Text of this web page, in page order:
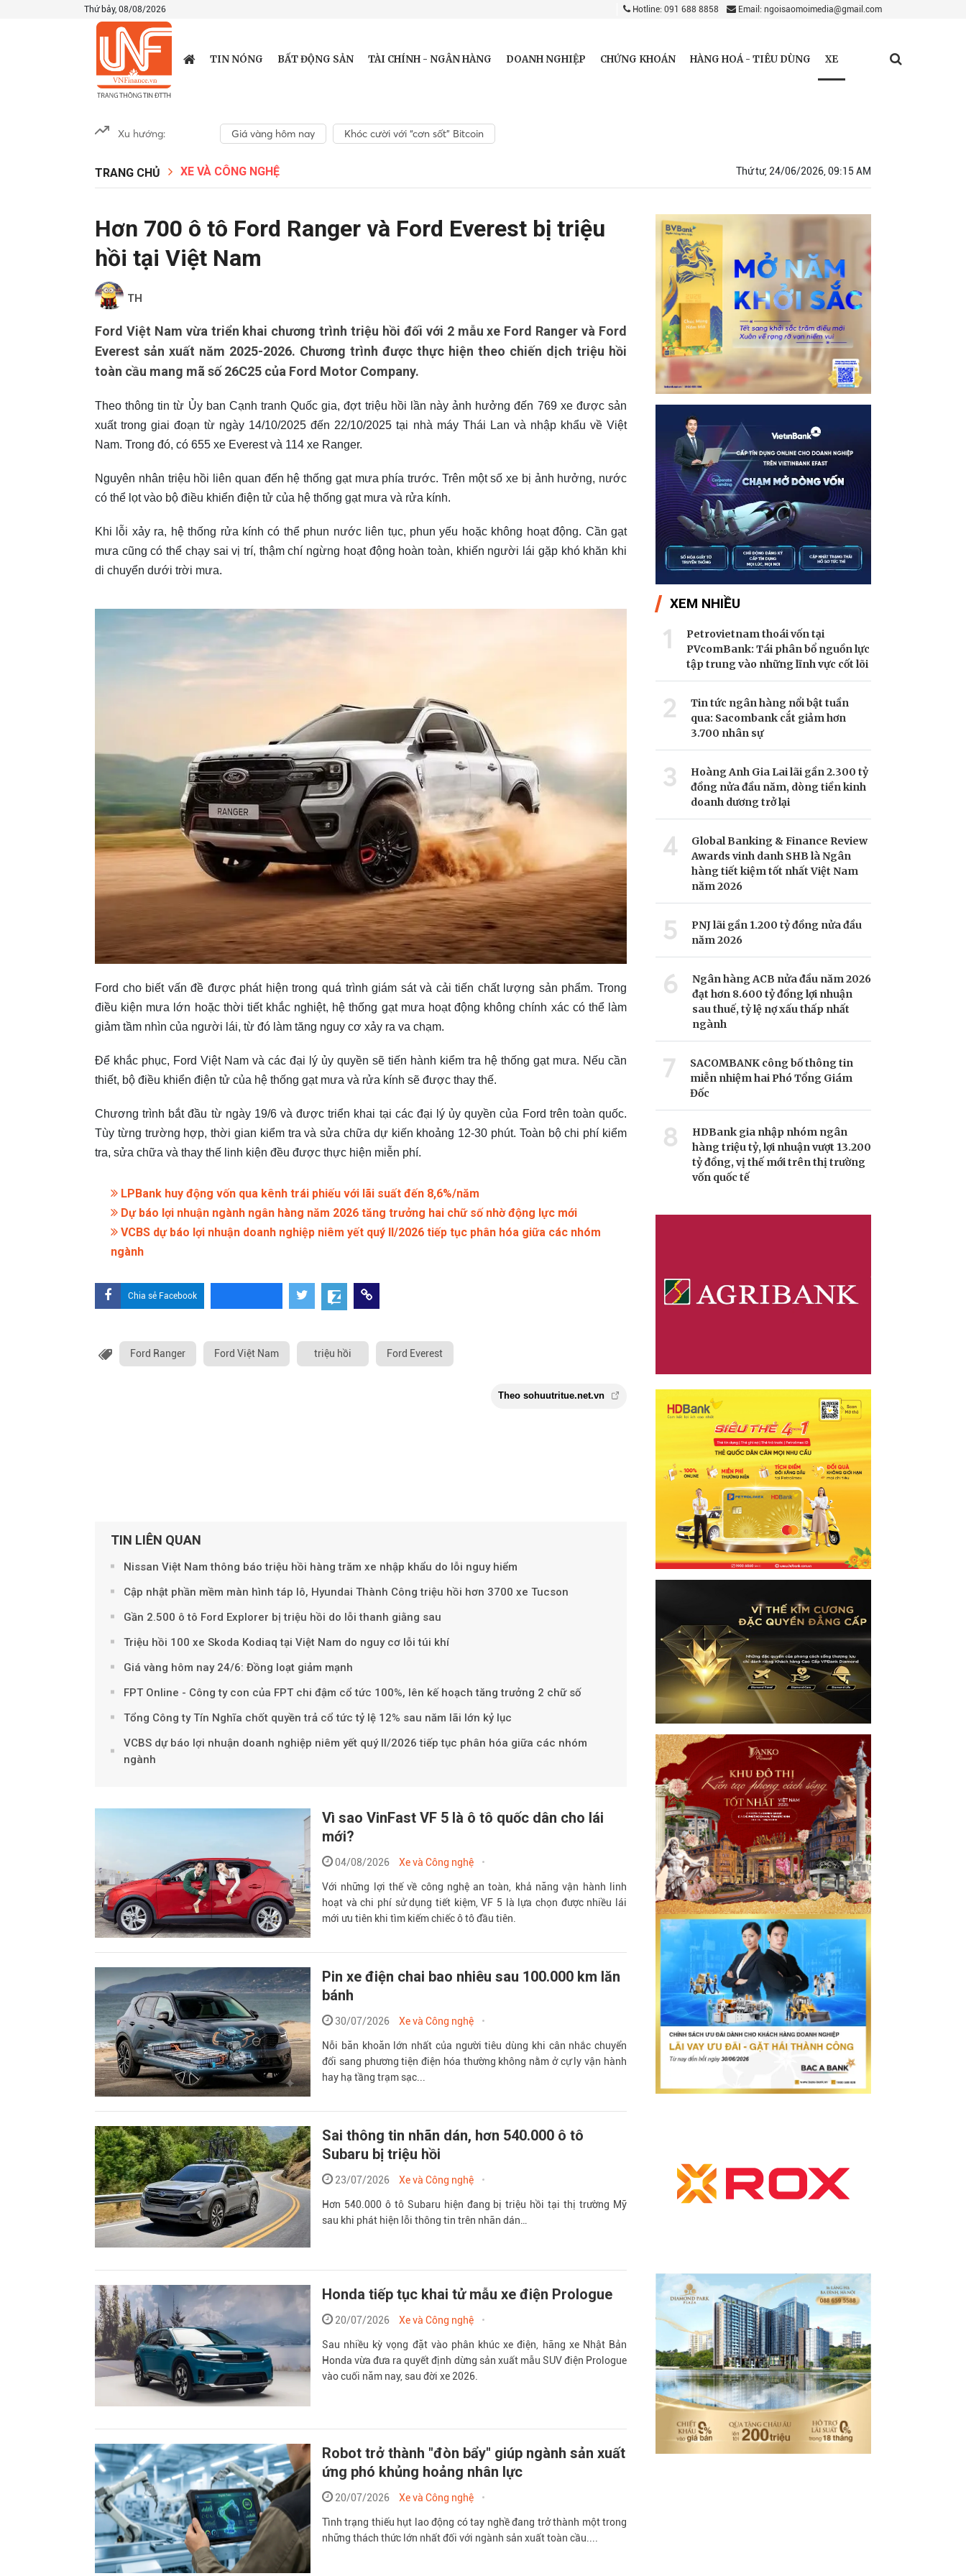
Thứ bảy, 08/08/2026 Hotline: 091 688 8858 Email: ngoisaomoimedia@gmail.com
TIN NÓNG BẤT ĐỘNG SẢN TÀI CHÍNH - NGÂN HÀNG DOANH NGHIỆP CHỨNG KHOÁN HÀNG HOÁ - TIÊU DÙNG XE
Xu hướng: Giá vàng hôm nay Khóc cười với “cơn sốt” Bitcoin
TRANG CHỦ XE VÀ CÔNG NGHỆ Thứ tư, 24/06/2026, 09:15 AM
Hơn 700 ô tô Ford Ranger và Ford Everest bị triệu
hồi tại Việt Nam
TH
Ford Việt Nam vừa triển khai chương trình triệu hồi đối với 2 mẫu xe Ford Ranger và Ford
Everest sản xuất năm 2025-2026. Chương trình được thực hiện theo chiến dịch triệu hồi
toàn cầu mang mã số 26C25 của Ford Motor Company.
Theo thông tin từ Ủy ban Cạnh tranh Quốc gia, đợt triệu hồi lần này ảnh hưởng đến 769 xe được sản
xuất trong giai đoạn từ ngày 14/10/2025 đến 22/10/2025 tại nhà máy Thái Lan và nhập khẩu về Việt
Nam. Trong đó, có 655 xe Everest và 114 xe Ranger.
Nguyên nhân triệu hồi liên quan đến hệ thống gạt mưa phía trước. Trên một số xe bị ảnh hưởng, nước
có thể lọt vào bộ điều khiển điện tử của hệ thống gạt mưa và rửa kính.
Khi lỗi xảy ra, hệ thống rửa kính có thể phun nước liên tục, phun yếu hoặc không hoạt động. Cần gạt
mưa cũng có thể chạy sai vị trí, thậm chí ngừng hoạt động hoàn toàn, khiến người lái gặp khó khăn khi
di chuyển dưới trời mưa.
Ford cho biết vấn đề được phát hiện trong quá trình giám sát và cải tiến chất lượng sản phẩm. Trong
điều kiện mưa lớn hoặc thời tiết khắc nghiệt, hệ thống gạt mưa hoạt động không chính xác có thể làm
giảm tầm nhìn của người lái, từ đó làm tăng nguy cơ xảy ra va chạm.
Để khắc phục, Ford Việt Nam và các đại lý ủy quyền sẽ tiến hành kiểm tra hệ thống gạt mưa. Nếu cần
thiết, bộ điều khiển điện tử của hệ thống gạt mưa và rửa kính sẽ được thay thế.
Chương trình bắt đầu từ ngày 19/6 và được triển khai tại các đại lý ủy quyền của Ford trên toàn quốc.
Tùy từng trường hợp, thời gian kiểm tra và sửa chữa dự kiến khoảng 12-30 phút. Toàn bộ chi phí kiểm
tra, sửa chữa và thay thế linh kiện đều được thực hiện miễn phí.
LPBank huy động vốn qua kênh trái phiếu với lãi suất đến 8,6%/năm
Dự báo lợi nhuận ngành ngân hàng năm 2026 tăng trưởng hai chữ số nhờ động lực mới
VCBS dự báo lợi nhuận doanh nghiệp niêm yết quý II/2026 tiếp tục phân hóa giữa các nhóm
ngành
Chia sẻ Facebook
Ford Ranger Ford Việt Nam triệu hồi Ford Everest
TIN LIÊN QUAN
Nissan Việt Nam thông báo triệu hồi hàng trăm xe nhập khẩu do lỗi nguy hiểm
Cập nhật phần mềm màn hình táp lô, Hyundai Thành Công triệu hồi hơn 3700 xe Tucson
Gần 2.500 ô tô Ford Explorer bị triệu hồi do lỗi thanh giằng sau
Triệu hồi 100 xe Skoda Kodiaq tại Việt Nam do nguy cơ lỗi túi khí
Giá vàng hôm nay 24/6: Đồng loạt giảm mạnh
FPT Online - Công ty con của FPT chi đậm cổ tức 100%, lên kế hoạch tăng trưởng 2 chữ số
Tổng Công ty Tín Nghĩa chốt quyền trả cổ tức tỷ lệ 12% sau năm lãi lớn kỷ lục
VCBS dự báo lợi nhuận doanh nghiệp niêm yết quý II/2026 tiếp tục phân hóa giữa các nhóm
ngành
Vì sao VinFast VF 5 là ô tô quốc dân cho lái
mới?
04/08/2026 Xe và Công nghệ
Với những lợi thế về công nghệ an toàn, khả năng vận hành linh
hoạt và chi phí sử dụng tiết kiệm, VF 5 là lựa chọn được nhiều lái
mới ưu tiên khi tìm kiếm chiếc ô tô đầu tiên.
Pin xe điện chai bao nhiêu sau 100.000 km lăn
bánh
30/07/2026 Xe và Công nghệ
Nỗi băn khoăn lớn nhất của người tiêu dùng khi cân nhắc chuyển
đổi sang phương tiện điện hóa thường không nằm ở cự ly vận hành
hay hạ tầng trạm sạc...
Sai thông tin nhãn dán, hơn 540.000 ô tô
Subaru bị triệu hồi
23/07/2026 Xe và Công nghệ
Hơn 540.000 ô tô Subaru hiện đang bị triệu hồi tại thị trường Mỹ
sau khi phát hiện lỗi thông tin trên nhãn dán…
Honda tiếp tục khai tử mẫu xe điện Prologue
20/07/2026 Xe và Công nghệ
Sau nhiều kỳ vọng đặt vào phân khúc xe điện, hãng xe Nhật Bản
Honda vừa đưa ra quyết định dừng sản xuất mẫu SUV điện Prologue
vào cuối năm nay, sau đời xe 2026.
Robot trở thành "đòn bẩy" giúp ngành sản xuất
ứng phó khủng hoảng nhân lực
20/07/2026 Xe và Công nghệ
Tình trạng thiếu hụt lao động có tay nghề đang trở thành một trong
những thách thức lớn nhất đối với ngành sản xuất toàn cầu....
XEM NHIỀU
1
Petrovietnam thoái vốn tại
PVcomBank: Tái phân bổ nguồn lực
tập trung vào những lĩnh vực cốt lõi
2
Tin tức ngân hàng nổi bật tuần
qua: Sacombank cắt giảm hơn
3.700 nhân sự
3
Hoàng Anh Gia Lai lãi gần 2.300 tỷ
đồng nửa đầu năm, dòng tiền kinh
doanh dương trở lại
4
Global Banking & Finance Review
Awards vinh danh SHB là Ngân
hàng tiết kiệm tốt nhất Việt Nam
năm 2026
5
PNJ lãi gần 1.200 tỷ đồng nửa đầu
năm 2026
6
Ngân hàng ACB nửa đầu năm 2026
đạt hơn 8.600 tỷ đồng lợi nhuận
sau thuế, tỷ lệ nợ xấu thấp nhất
ngành
7
SACOMBANK công bố thông tin
miễn nhiệm hai Phó Tổng Giám
Đốc
8
HDBank gia nhập nhóm ngân
hàng triệu tỷ, lợi nhuận vượt 13.200
tỷ đồng, vị thế mới trên thị trường
vốn quốc tế